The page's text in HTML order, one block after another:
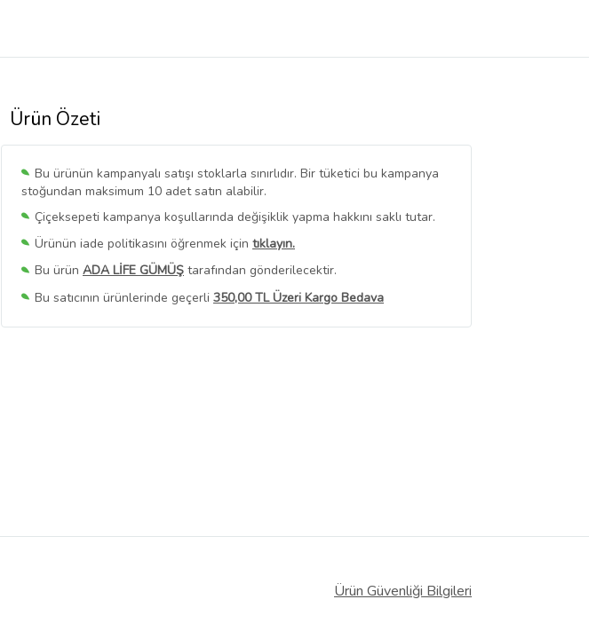
Ürün Özeti
Bu ürünün kampanyalı satışı stoklarla sınırlıdır. Bir tüketici bu kampanya
stoğundan maksimum 10 adet satın alabilir.
Çiçeksepeti kampanya koşullarında değişiklik yapma hakkını saklı tutar.
Ürünün iade politikasını öğrenmek için tıklayın.
Bu ürün ADA LİFE GÜMÜŞ tarafından gönderilecektir.
Bu satıcının ürünlerinde geçerli 350,00 TL Üzeri Kargo Bedava
Bu SatıcınınTüm Ürünlerini Görüntüle
Ürün Güvenliği Bilgileri